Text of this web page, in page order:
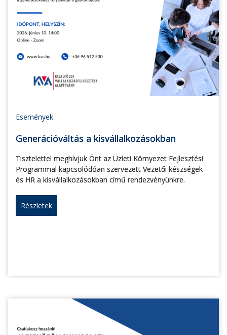
Események
Generációváltás a kisvállalkozásokban
Tisztelettel meghívjuk Önt az Üzleti Környezet Fejlesztési
Programmal kapcsolódóan szervezett Vezetői készségek
és HR a kisvállalkozásokban című rendezvényünkre.
Részletek